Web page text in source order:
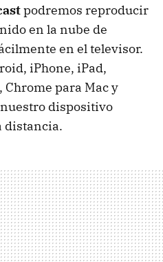
podremos reproducir
en la nube de
en el televisor.
iPhone, iPad,
para Mac y
nuestro dispositivo
distancia.